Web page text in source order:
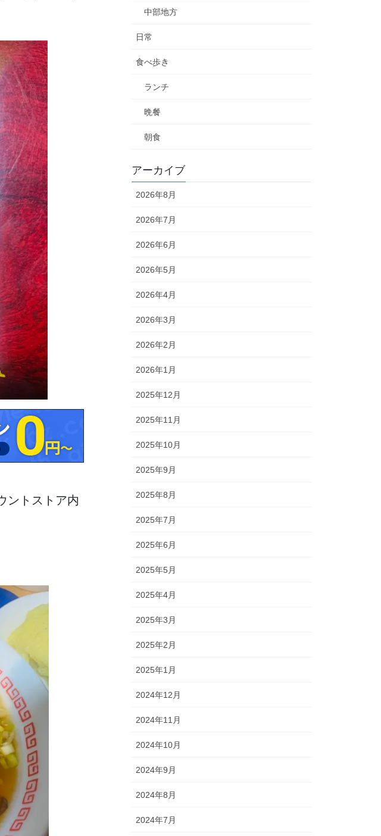
ントストア内
中部地方
日常
食べ歩き
ランチ
晩餐
朝食
アーカイブ
2026年8月
2026年7月
2026年6月
2026年5月
2026年4月
2026年3月
2026年2月
2026年1月
2025年12月
2025年11月
2025年10月
2025年9月
2025年8月
2025年7月
2025年6月
2025年5月
2025年4月
2025年3月
2025年2月
2025年1月
2024年12月
2024年11月
2024年10月
2024年9月
2024年8月
2024年7月